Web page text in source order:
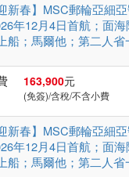
新春】MSC郵輪亞細
年12月4日首航；面
船；馬爾他；第二人省
163,900元
(免簽)/含稅/不含小費
新春】MSC郵輪亞細
年12月4日首航；面
船；馬爾他；第二人省